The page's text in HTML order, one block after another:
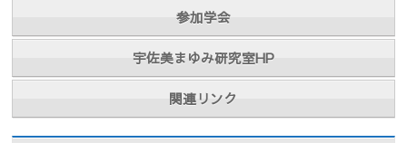
参加学会
宇佐美まゆみ研究室HP
関連リンク